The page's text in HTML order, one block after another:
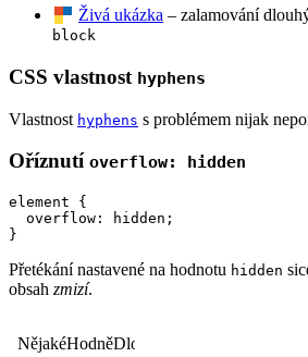
Živá ukázka – zalamování
block
CSS vlastnost hyphens
Vlastnost hyphens s problémem nijak
Oříznutí overflow: hidden
element {
  overflow: hidden;
}
Přetékání nastavené na hodnotu hidden
obsah zmizí.